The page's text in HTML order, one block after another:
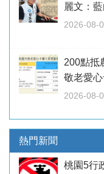
麗文：
2026-08-
200點抵
敬老愛
2026-08-
熱門新聞
桃園5行